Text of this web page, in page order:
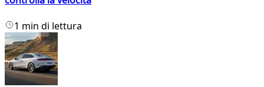
1 min di lettura